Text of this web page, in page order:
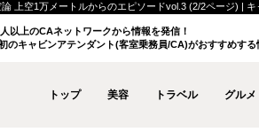
上空1万メートルからのエピソードvol.3 (2/2ページ) |
以上のCAネットワークから情報を発信！
のキャビンアテンダント(客室乗務員/CA)がおすすめす
トップ 美容 トラベル グルメ